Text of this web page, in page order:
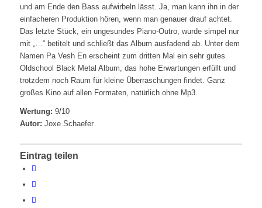
und am Ende den Bass aufwirbeln lässt. Ja, man kann ihn in der
einfacheren Produktion hören, wenn man genauer drauf achtet.
Das letzte Stück, ein ungesundes Piano-Outro, wurde simpel nur
mit „…“ betitelt und schließt das Album ausfadend ab. Unter dem
Namen Pa Vesh En erscheint zum dritten Mal ein sehr gutes
Oldschool Black Metal Album, das hohe Erwartungen erfüllt und
trotzdem noch Raum für kleine Überraschungen findet. Ganz
großes Kino auf allen Formaten, natürlich ohne Mp3.
Wertung: 9/10
Autor: Joxe Schaefer
Eintrag teilen